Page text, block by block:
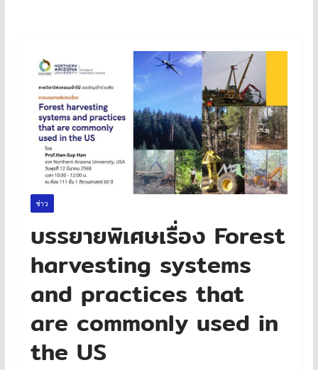
ข่าว
บรรยายพิเศษเรื่อง Forest
harvesting systems
and practices that
are commonly used in
the US